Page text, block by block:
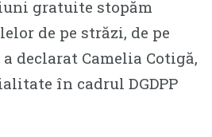
gratuite stopăm
de pe străzi, de pe
declarat Camelia Cotigă,
în cadrul DGDPP